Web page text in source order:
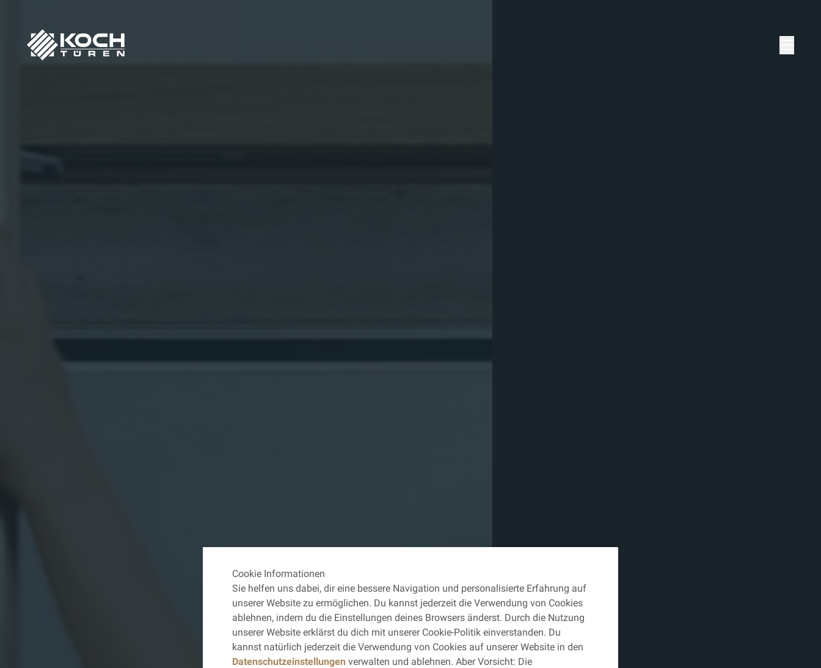
Cookie Informationen
Sie helfen uns dabei, dir eine bessere Navigation und personalisierte Erfahrung auf
unserer Website zu ermöglichen. Du kannst jederzeit die Verwendung von Cookies
ablehnen, indem du die Einstellungen deines Browsers änderst. Durch die Nutzung
unserer Website erklärst du dich mit unserer Cookie-Politik einverstanden. Du
kannst natürlich jederzeit die Verwendung von Cookies auf unserer Website in den
Datenschutzeinstellungen verwalten und ablehnen. Aber Vorsicht: Die